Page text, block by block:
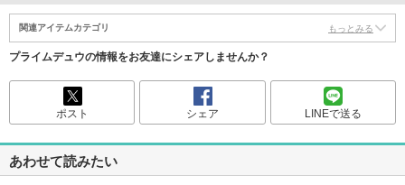
関連アイテムカテゴリ もっとみる
プライムデュウの情報をお友達にシェアしませんか？
ポスト シェア LINEで送る
あわせて読みたい